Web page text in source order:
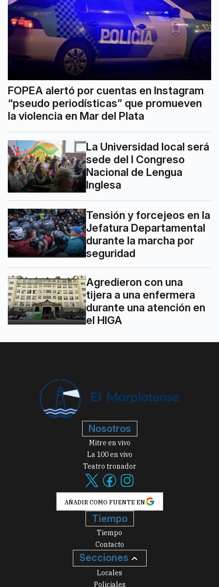
FOPEA alertó por cuentas en Instagram
“pseudo periodísticas” que promueven
la violencia en Mar del Plata
La Universidad local será
sede del I Congreso
Nacional de Lengua
Inglesa
Tensión y forcejeos en la
Jefatura Departamental
durante la marcha por
seguridad
Agredieron con una
tijera a una enfermera
durante una atención en
el HIGA
Nosotros
Mitre en vivo
La 100 en vivo
Teatro tronador
AÑADIR COMO FUENTE EN
Tiempo
Tiempo
Contacto
Secciones
Locales
Policiales